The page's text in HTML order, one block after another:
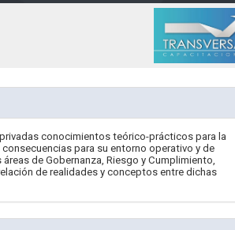
conocimientos teórico-prácticos para la
para su entorno operativo y de
de Gobernanza, Riesgo y Cumplimiento,
de realidades y conceptos entre dichas